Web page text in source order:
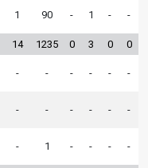
1 90 - 1 - -
14 1235 0 3 0 0
- - - - - -
- - - - - -
- 1 - - - -